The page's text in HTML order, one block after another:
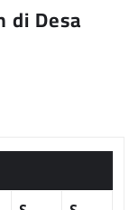
di Desa